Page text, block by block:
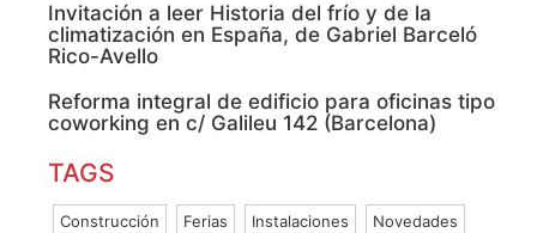
Invitación a leer Historia del frío y de la
climatización en España, de Gabriel Barceló
Rico-Avello
Reforma integral de edificio para oficinas tipo
coworking en c/ Galileu 142 (Barcelona)
TAGS
Construcción Ferias Instalaciones Novedades